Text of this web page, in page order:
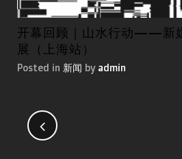
开幕回顾｜山水行动——新
展（上海站）
Posted in 新闻 by admin